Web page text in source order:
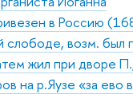
в Россию
слободе, возм. был
жил при дворе
на р.Яузе «за ево